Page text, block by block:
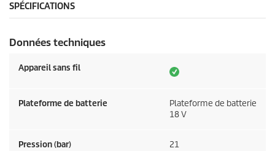
SPÉCIFICATIONS
Données techniques
Appareil sans fil
Plateforme de batterie
Plateforme de batterie
18 V
Pression (bar) 21